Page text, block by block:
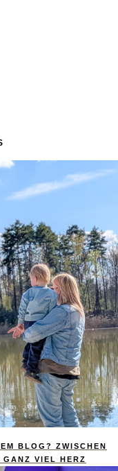
BLOG? ZWISCHEN
GANZ VIEL HERZ